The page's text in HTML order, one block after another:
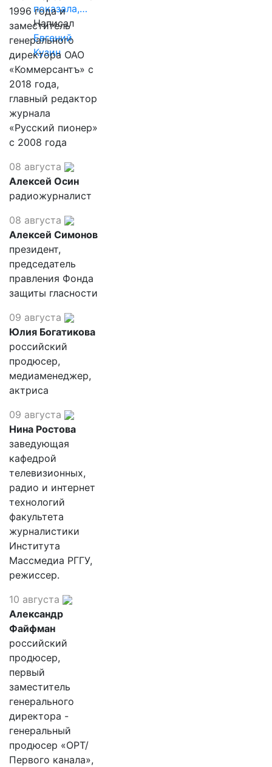
показала,…
Написал
Евгений
Кузин
1996 года и
заместитель
генерального
директора ОАО
«Коммерсантъ» с
2018 года,
главный редактор
журнала
«Русский пионер»
с 2008 года
08 августа
Алексей Осин
радиожурналист
08 августа
Алексей Симонов
президент,
председатель
правления Фонда
защиты гласности
09 августа
Юлия Богатикова
российский
продюсер,
медиаменеджер,
актриса
09 августа
Нина Ростова
заведующая
кафедрой
телевизионных,
радио и интернет
технологий
факультета
журналистики
Института
Массмедиа РГГУ,
режиссер.
10 августа
Александр
Файфман
российский
продюсер,
первый
заместитель
генерального
директора -
генеральный
продюсер «ОРТ/
Первого канала»,